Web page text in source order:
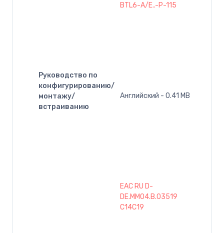
Руководство по
конфигурированию/
монтажу/
встраиванию
BTL6-A/E..-P-115
Английский - 0.41 MB
EAC RU D-
DE.MM04.B.03519
C14C19